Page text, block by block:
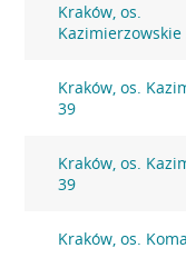
Kraków, os.
Kazimierzowskie
Kraków, os.
39
Kraków, os.
39
Kraków, os.